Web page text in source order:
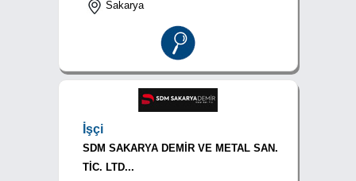
Sakarya
İşçi
SDM SAKARYA DEMİR VE METAL SAN.
TİC. LTD...